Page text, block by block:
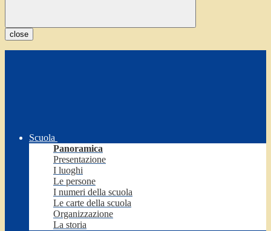
close
Scuola
Panoramica
Presentazione
I luoghi
Le persone
I numeri della scuola
Le carte della scuola
Organizzazione
La storia